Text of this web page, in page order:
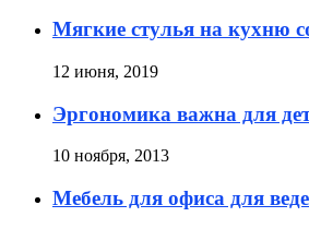
Мягкие стулья на кухню
12 июня, 2019
Эргономика важна для
10 ноября, 2013
Мебель для офиса для